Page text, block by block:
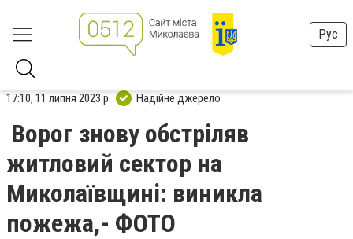
Рус
17:10, 11 липня 2023 р. Надійне джерело
Ворог знову обстріляв
житловий сектор на
Миколаївщині: виникла
пожежа,- ФОТО